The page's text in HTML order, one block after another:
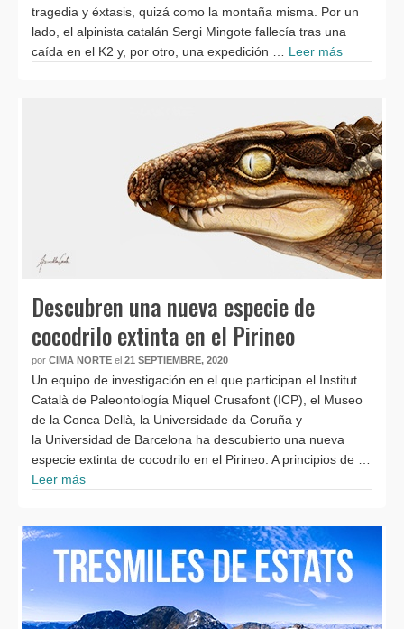
tragedia y éxtasis, quizá como la montaña misma. Por un
lado, el alpinista catalán Sergi Mingote fallecía tras una
caída en el K2 y, por otro, una expedición … Leer más
Descubren una nueva especie de
cocodrilo extinta en el Pirineo
por CIMA NORTE el 21 SEPTIEMBRE, 2020
Un equipo de investigación en el que participan el Institut
Català de Paleontología Miquel Crusafont (ICP), el Museo
de la Conca Dellà, la Universidade da Coruña y
la Universidad de Barcelona ha descubierto una nueva
especie extinta de cocodrilo en el Pirineo. A principios de …
Leer más